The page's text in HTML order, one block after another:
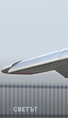
СВЕТЪТ